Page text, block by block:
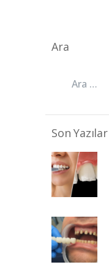
Ara
Son Yazılar